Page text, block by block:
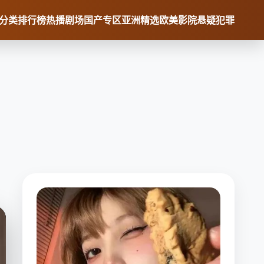
类排行榜热播剧场国产专区亚洲精选欧美影院悬疑犯罪